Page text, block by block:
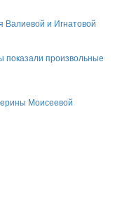
Валиевой и Игнатовой
показали произвольные
Моисеевой